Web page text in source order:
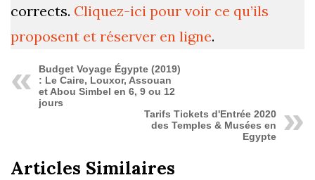
corrects. Cliquez-ici pour voir ce qu’ils
proposent et réserver en ligne.
Budget Voyage Égypte (2019)
: Le Caire, Louxor, Assouan
et Abou Simbel en 6, 9 ou 12
jours
Tarifs Tickets d'Entrée 2020
des Temples & Musées en
Egypte
Articles Similaires